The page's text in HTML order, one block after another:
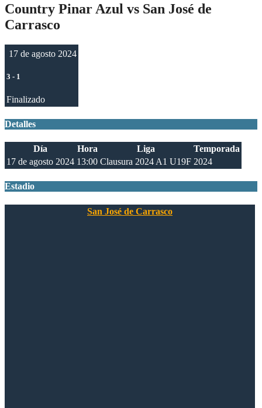
Country Pinar Azul vs San José de
Carrasco
17 de agosto 2024
3 - 1
Finalizado
Detalles
Día Hora Liga
Temporada
17 de agosto 2024 13:00 Clausura 2024 A1 U19F 2024
Estadio
San José de Carrasco